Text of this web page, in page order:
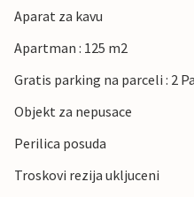
Aparat za kavu
Apartman : 125 m2
Gratis parking na parceli : 2
Objekt za nepusace
Perilica posuda
Troskovi rezija ukljuceni